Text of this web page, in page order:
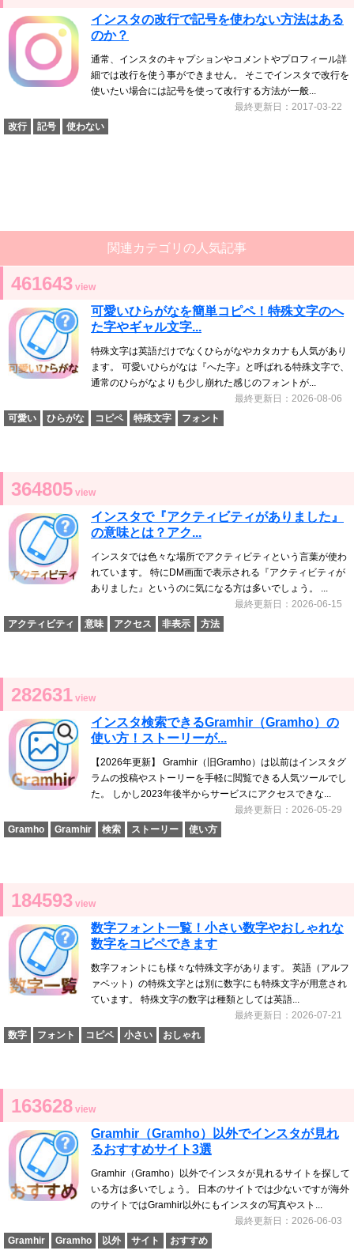
インスタの改行で記号を使わない方法はある
のか？
通常、インスタのキャプションやコメントやプロフィール詳
細では改行を使う事ができません。 そこでインスタで改行を
使いたい場合には記号を使って改行する方法が一般...
最終更新日：2017-03-22
改行
記号 使わない
関連カテゴリの人気記事
461643 view
可愛いひらがなを簡単コピペ！特殊文字のへ
た字やギャル文字...
特殊文字は英語だけでなくひらがなやカタカナも人気があり
ます。 可愛いひらがなは『へた字』と呼ばれる特殊文字で、
通常のひらがなよりも少し崩れた感じのフォントが...
最終更新日：2026-08-06
可愛い
ひらがな コピペ 特殊文字 フォント
364805 view
インスタで『アクティビティがありました』
の意味とは？アク...
インスタでは色々な場所でアクティビティという言葉が使わ
れています。 特にDM画面で表示される『アクティビティが
ありました』というのに気になる方は多いでしょう。 ...
最終更新日：2026-06-15
アクティビティ
意味 アクセス 非表示 方法
282631 view
インスタ検索できるGramhir（Gramho）の
使い方！ストーリーが...
【2026年更新】 Gramhir（旧Gramho）は以前はインスタグ
ラムの投稿やストーリーを手軽に閲覧できる人気ツールでし
た。 しかし2023年後半からサービスにアクセスできな...
最終更新日：2026-05-29
Gramho
Gramhir 検索 ストーリー 使い方
184593 view
数字フォント一覧！小さい数字やおしゃれな
数字をコピペできます
数字フォントにも様々な特殊文字があります。 英語（アルフ
ァベット）の特殊文字とは別に数字にも特殊文字が用意され
ています。 特殊文字の数字は種類としては英語...
最終更新日：2026-07-21
数字
フォント コピペ 小さい おしゃれ
163628 view
Gramhir（Gramho）以外でインスタが見れ
るおすすめサイト3選
Gramhir（Gramho）以外でインスタが見れるサイトを探して
いる方は多いでしょう。 日本のサイトでは少ないですが海外
のサイトではGramhir以外にもインスタの写真やスト...
最終更新日：2026-06-03
Gramhir
Gramho 以外 サイト おすすめ